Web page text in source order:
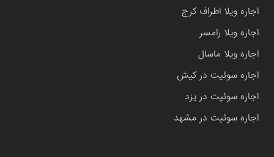
اجاره ویلا اطراف کرج
اجاره ویلا رامسر
اجاره ویلا ماسال
اجاره سوئیت در کیش
اجاره سوئیت در یزد
اجاره سوئیت در مشهد